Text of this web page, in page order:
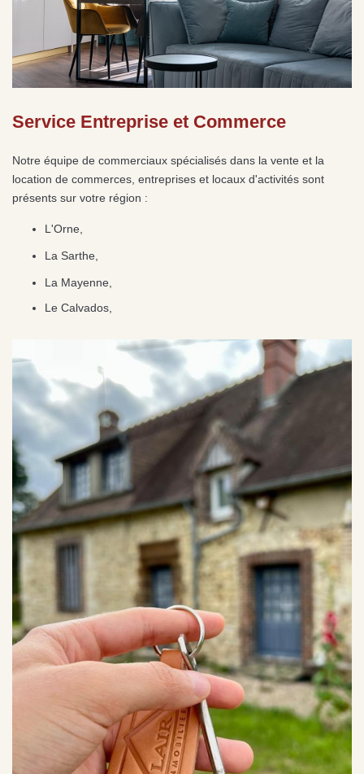
Service Entreprise et Commerce
Notre équipe de commerciaux spécialisés dans la vente et la
location de commerces, entreprises et locaux d'activités sont
présents sur votre région :
L'Orne,
La Sarthe,
La Mayenne,
Le Calvados,